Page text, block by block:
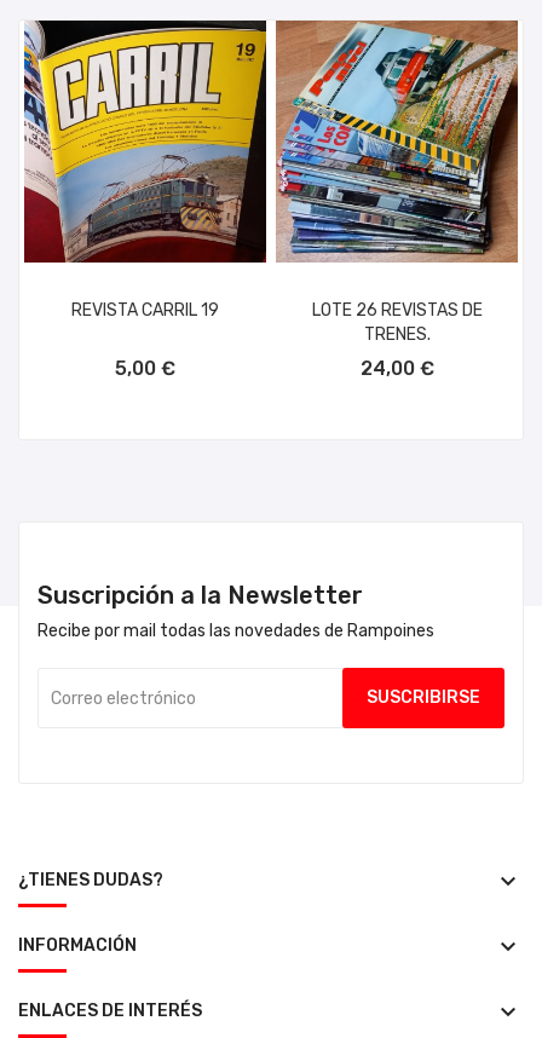
REVISTA CARRIL 19
5,00 €
LOTE 26 REVISTAS DE
TRENES.
24,00 €
Suscripción a la Newsletter
Recibe por mail todas las novedades de Rampoines
¿TIENES DUDAS? keyboard_arrow_down
INFORMACIÓN keyboard_arrow_down
ENLACES DE INTERÉS keyboard_arrow_down